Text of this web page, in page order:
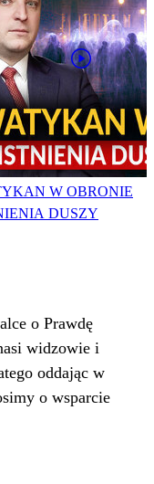
W OBRONIE
DUSZY
o Prawdę
widzowie i
oddając w
o wsparcie